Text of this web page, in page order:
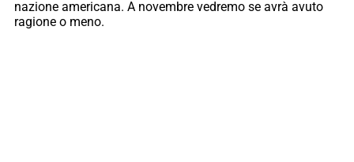
nazione americana. A novembre vedremo se avrà avuto
ragione o meno.